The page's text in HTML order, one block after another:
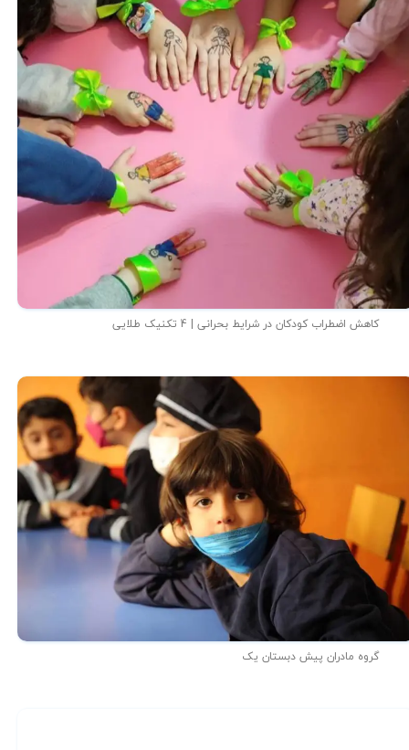
کاهش اضطراب کودکان در شرایط بحرانی | 4 تکنیک طلایی
گروه مادران پیش دبستان یک